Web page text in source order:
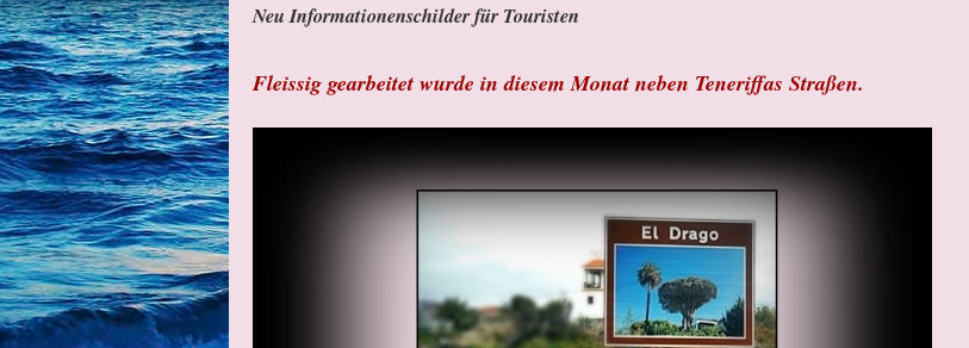
Neu Informationenschilder für Touristen
Fleissig gearbeitet wurde in diesem Monat neben Teneriffas Straßen.